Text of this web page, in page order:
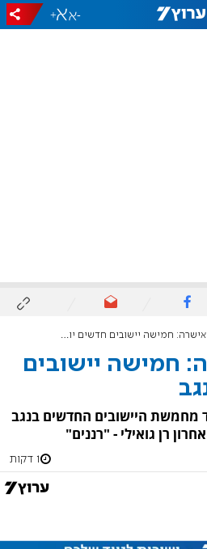
-
+
חמישה יישובים חדשים יוקמו בנגב
חמישה יישובים
היישובים החדשים בנגב
רן גואילי - "רננים"
1 דקות